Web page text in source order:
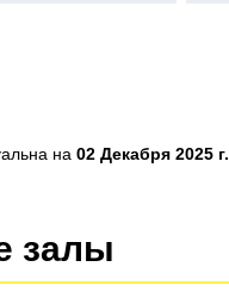
на 02 Декабря 2025 г.
залы